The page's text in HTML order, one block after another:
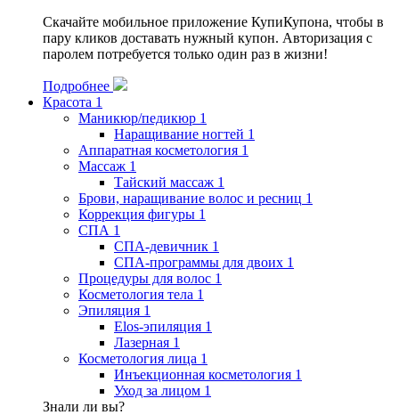
Скачайте мобильное приложение КупиКупона, чтобы в
пару кликов доставать нужный купон. Авторизация с
паролем потребуется только один раз в жизни!
Подробнее
Красота 1
Маникюр/педикюр 1
Наращивание ногтей 1
Аппаратная косметология 1
Массаж 1
Тайский массаж 1
Брови, наращивание волос и ресниц 1
Коррекция фигуры 1
СПА 1
СПА-девичник 1
СПА-программы для двоих 1
Процедуры для волос 1
Косметология тела 1
Эпиляция 1
Elos-эпиляция 1
Лазерная 1
Косметология лица 1
Инъекционная косметология 1
Уход за лицом 1
Знали ли вы?